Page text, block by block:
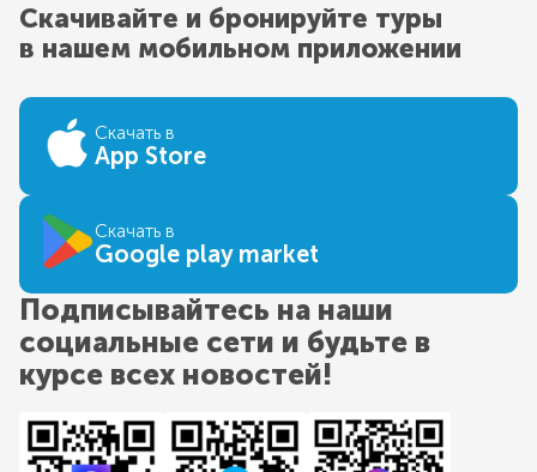
Скачивайте и бронируйте туры
в нашем мобильном приложении
Скачать в
App Store
Скачать в
Google play market
Подписывайтесь на наши
социальные сети и будьте в
курсе всех новостей!